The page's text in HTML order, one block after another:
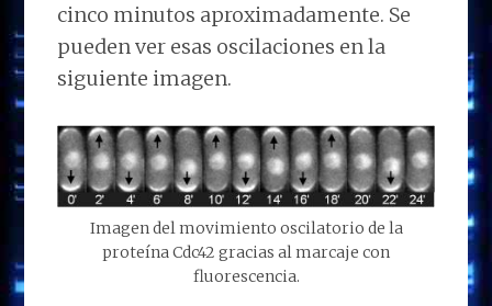
cinco minutos aproximadamente. Se
pueden ver esas oscilaciones en la
siguiente imagen.
Imagen del movimiento oscilatorio de la
proteína Cdc42 gracias al marcaje con
fluorescencia.